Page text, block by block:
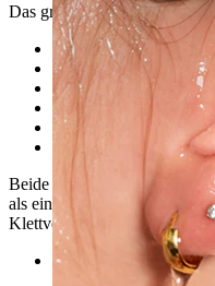
Das große Set enthält die
10 mm.
12 mm.
14 mm.
16 mm.
18 mm.
Beide Sets sind in einem
als eine normale Geldbörse
Klettverschluss einfach
Kategorien